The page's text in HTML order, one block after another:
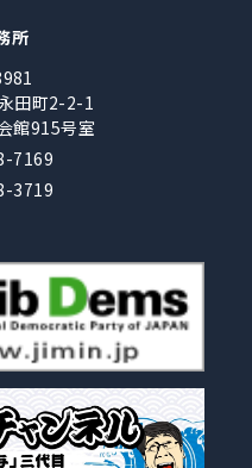
所
田町2-2-1
館915号室
7169
3719